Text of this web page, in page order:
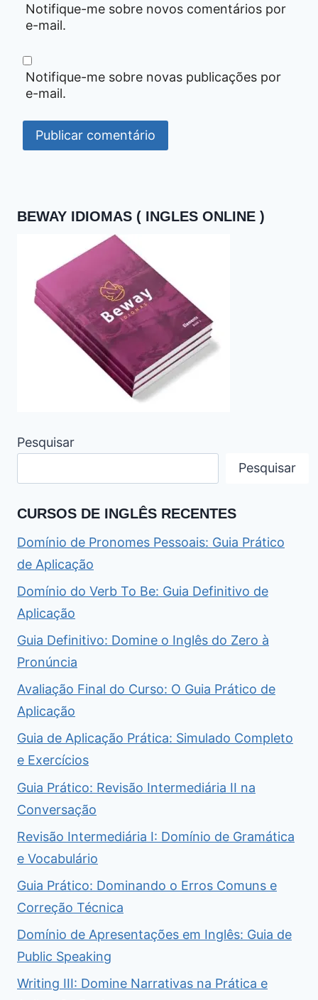
Notifique-me sobre novos comentários por
e-mail.
Notifique-me sobre novas publicações por
e-mail.
BEWAY IDIOMAS ( INGLES ONLINE )
Pesquisar
Pesquisar
CURSOS DE INGLÊS RECENTES
Domínio de Pronomes Pessoais: Guia Prático
de Aplicação
Domínio do Verb To Be: Guia Definitivo de
Aplicação
Guia Definitivo: Domine o Inglês do Zero à
Pronúncia
Avaliação Final do Curso: O Guia Prático de
Aplicação
Guia de Aplicação Prática: Simulado Completo
e Exercícios
Guia Prático: Revisão Intermediária II na
Conversação
Revisão Intermediária I: Domínio de Gramática
e Vocabulário
Guia Prático: Dominando o Erros Comuns e
Correção Técnica
Domínio de Apresentações em Inglês: Guia de
Public Speaking
Writing III: Domine Narrativas na Prática e